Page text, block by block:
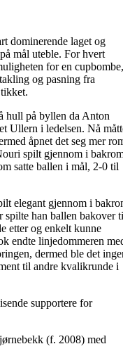
dominerende laget og
mål uteble. For hvert
for en cupbombe,
og pasning fra
hull på byllen da Anton
Ullern i ledelsen. Nå
åpnet det seg mer
spilt gjennom i
satte ballen i mål, 2-0 til
elegant gjennom i
spilte han ballen bakover
etter og enkelt kunne
endte linjedommeren
dermed ble det
til andre kvalikrunde i
supportere for
(f. 2008) med